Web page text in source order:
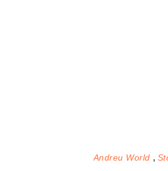
Andreu World